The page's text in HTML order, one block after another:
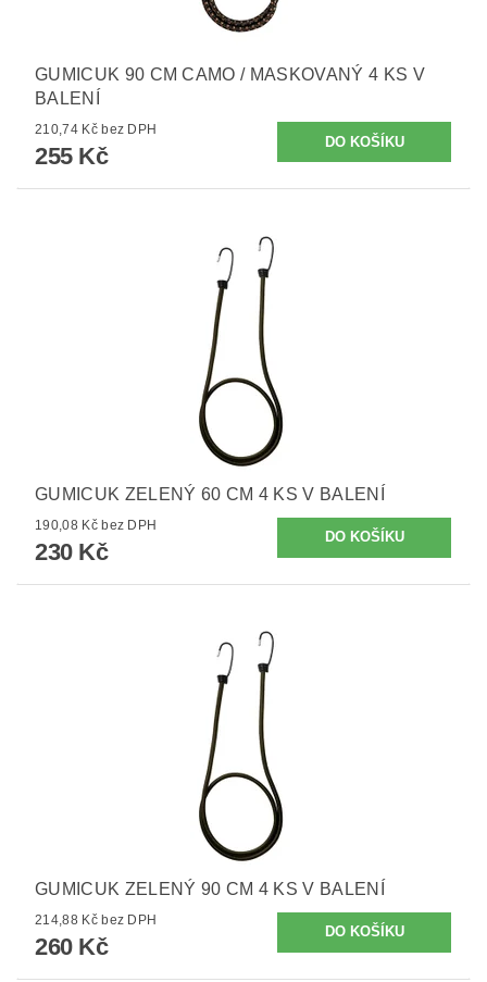
GUMICUK 90 CM CAMO / MASKOVANÝ 4 KS V
BALENÍ
210,74 Kč bez DPH
255 Kč
GUMICUK ZELENÝ 60 CM 4 KS V BALENÍ
190,08 Kč bez DPH
230 Kč
GUMICUK ZELENÝ 90 CM 4 KS V BALENÍ
214,88 Kč bez DPH
260 Kč